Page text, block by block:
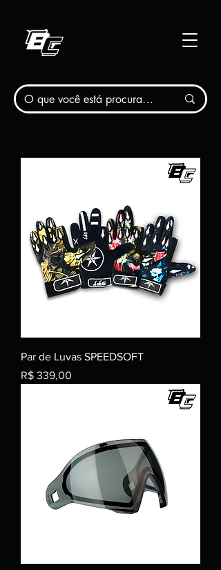
Par de Luvas SPEEDSOFT
Preço
R$ 339,00